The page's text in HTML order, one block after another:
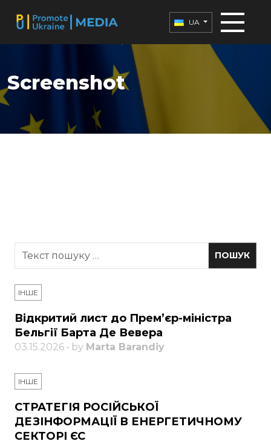
UA
Screenshot
ІНШЕ
Відкритий лист до Прем’єр-міністра
Бельгії Барта Де Вевера
03.15.2026 • by Marta Barandiy
ІНШЕ
СТРАТЕГІЯ РОСІЙСЬКОЇ
ДЕЗІНФОРМАЦІЇ В ЕНЕРГЕТИЧНОМУ
СЕКТОРІ ЄС